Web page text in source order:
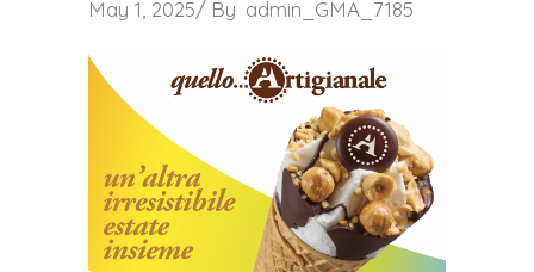
May 1, 2025 By admin_GMA_7185